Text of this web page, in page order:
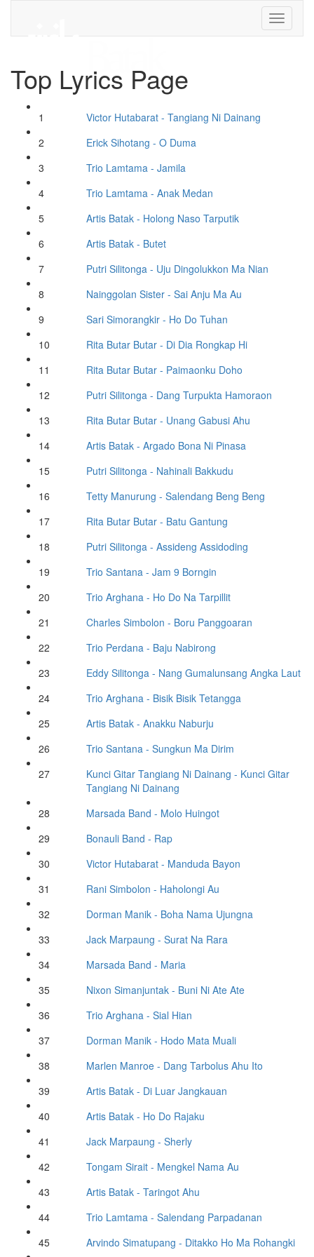
Toggle
Top Lyrics Page
1 Victor Hutabarat- Tangiang Ni Dainang
2
Erick Sihotang - O Duma
3
Trio Lamtama- Jamila
4
Trio Lamtama- Anak Medan
5
Artis Batak- Holong Naso Tarputik
6
Artis Batak- Butet
7
Putri Silitonga- Uju Dingolukkon Ma Nian
8
Nainggolan Sister- Sai Anju Ma Au
9
Sari Simorangkir- Ho Do Tuhan
10
Rita Butar Butar- Di Dia Rongkap Hi
11
Rita Butar Butar- Paimaonku Doho
12
Putri Silitonga- Dang Turpukta Hamoraon
13
Rita Butar Butar- Unang Gabusi Ahu
14
Artis Batak- Argado Bona Ni Pinasa
15
Putri Silitonga- Nahinali Bakkudu
16
Tetty Manurung - Salendang Beng Beng
17
Rita Butar Butar- Batu Gantung
18
Putri Silitonga- Assideng Assidoding
19
Trio Santana- Jam 9 Borngin
20
Trio Arghana- Ho Do Na Tarpillit
21
Charles Simbolon - Boru Panggoaran
22
Trio Perdana- Baju Nabirong
23
Eddy Silitonga- Nang Gumalunsang Angka Laut
24
Trio Arghana- Bisik Bisik Tetangga
25
Artis Batak- Anakku Naburju
26
Trio Santana- Sungkun Ma Dirim
27
Kunci Gitar Tangiang Ni Dainang - Kunci Gitar
Tangiang Ni Dainang
28
Marsada Band - Molo Huingot
29
Bonauli Band - Rap
30
Victor Hutabarat- Manduda Bayon
31
Rani Simbolon - Haholongi Au
32
Dorman Manik- Boha Nama Ujungna
33
Jack Marpaung - Surat Na Rara
34
Marsada Band - Maria
35
Nixon Simanjuntak- Buni Ni Ate Ate
36
Trio Arghana- Sial Hian
37
Dorman Manik- Hodo Mata Muali
38
Marlen Manroe- Dang Tarbolus Ahu Ito
39
Artis Batak- Di Luar Jangkauan
40
Artis Batak- Ho Do Rajaku
41
Jack Marpaung - Sherly
42
Tongam Sirait- Mengkel Nama Au
43
Artis Batak- Taringot Ahu
44
Trio Lamtama- Salendang Parpadanan
45
Arvindo Simatupang - Ditakko Ho Ma Rohangki